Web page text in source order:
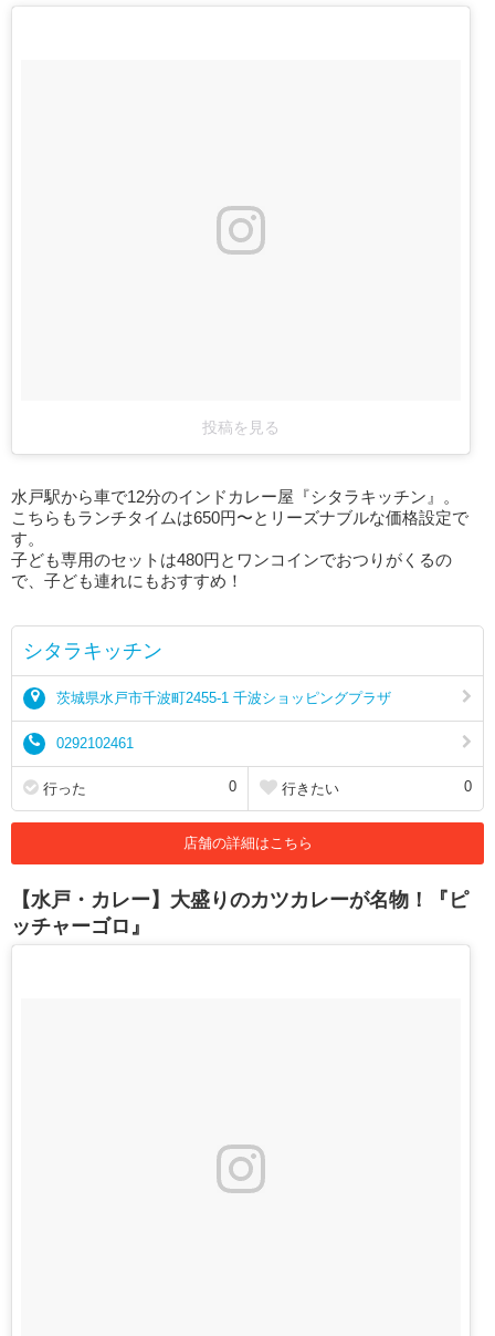
投稿を見る
水戸駅から車で12分のインドカレー屋『シタラキッチン』。
こちらもランチタイムは650円〜とリーズナブルな価格設定で
す。
子ども専用のセットは480円とワンコインでおつりがくるの
で、子ども連れにもおすすめ！
シタラキッチン
茨城県水戸市千波町2455-1 千波ショッピングプラザ
0292102461
行った 0 行きたい 0
店舗の詳細はこちら
【水戸・カレー】大盛りのカツカレーが名物！『ピ
ッチャーゴロ』